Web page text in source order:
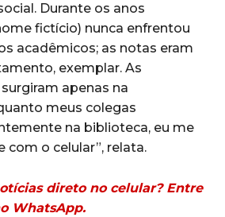
Durante os anos
fictício) nunca enfrentou
acadêmicos; as notas eram
exemplar. As
apenas na
meus colegas
na biblioteca, eu me
com o celular”, relata.
direto no celular? Entre
WhatsApp.